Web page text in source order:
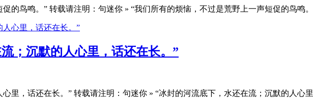
的鸟鸣。” 转载请注明：句迷你 » “我们所有的烦恼，不过是荒野上一声短促的鸟鸣
；沉默的人心里，话还在长。”
里，话还在长。” 转载请注明：句迷你 » “冰封的河流底下，水还在流；沉默的人心